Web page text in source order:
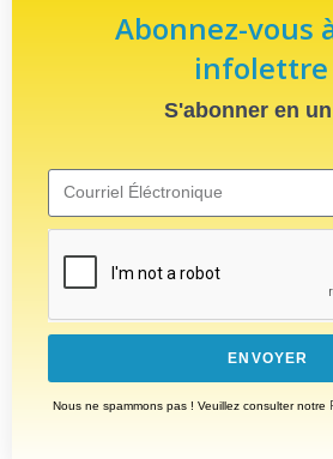
Abonnez-vous
infolettre
S'abonner en
ENVOYER
Nous ne spammons pas ! Veuillez consulter notre